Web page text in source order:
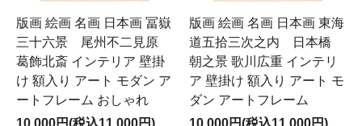
版画 絵画 名画 日本画 冨嶽
三十六景 尾州不二見原
葛飾北斎 インテリア 壁掛
け 額入り アート モダン ア
ートフレーム おしゃれ
10,000円(税込11,000円)
版画 絵画 名画 日本画 東海
道五拾三次之内 日本橋
朝之景 歌川広重 インテリ
ア 壁掛け 額入り アート モ
ダン アートフレーム
10,000円(税込11,000円)